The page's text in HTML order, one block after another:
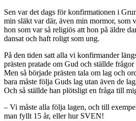
Sen var det dags för konfirmationen i
min släkt var där, även min mormor, som
hon som var så religiös att hon på äldre
dansat och haft roligt som ung.
På den tiden satt alla vi konfirmander
prästen pratade om Gud och ställde
Men så började prästen tala om lag och
bara måste följa Guds lag utan även de
Och så ställde han plötsligt en fråga till
– Vi måste alla följa lagen, och till
man fyllt 15 år, eller hur SVEN!